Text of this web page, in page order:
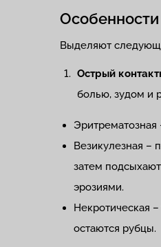
Особенности
Выделяют
Острый
болью, зудом и
Эритрематозная
Везикулезная –
затем
эрозиями.
Некротическая
остаются рубцы.